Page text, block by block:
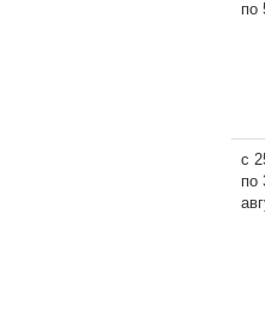
по
с
по